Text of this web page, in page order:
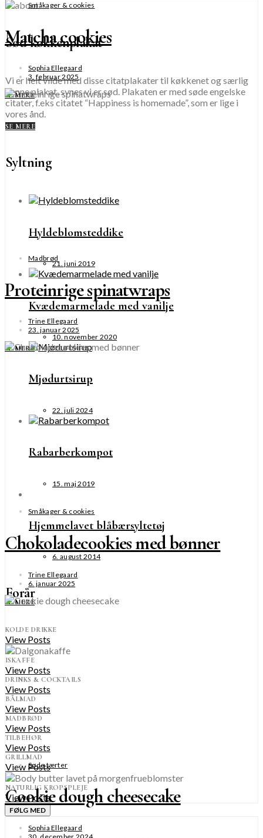
Sød køkkenplakat
Vi er helt vilde med disse citatplakater til køkkenet og særlig
denne plakat, synes vi er sød. Plakaten er med søde engelske
citater, f.eks citatet “Happiness is homemade”, som er lige i
vores ånd.
SE MERE
Syltning
Hyldeblomsteddike
21. juni 2019
Kvædemarmelade med vanilje
10. november 2020
Mjødurtsirup
22. juli 2024
Rabarberkompot
15. maj 2019
Hjemmelavet blåbærsyltetøj
6. august 2014
Forår
KOLDE DRIKKE
View Posts
ISKAFFE
View Posts
DRINKS & COCKTAILS
View Posts
BÅLMAD
View Posts
MADBRØD
View Posts
TILBEHØR
View Posts
GRILLMAD
View Posts
NATURLIG KROPSPLEJE
View Posts
FØLG MED
Småkager & cookies
Matcha cookies
Sophia Ellegaard
3. februar 2025
SE MERE
Madbrød
Proteinrige spinatwraps
Trine Ellegaard
23. januar 2025
SE MERE
Småkager & cookies
Chokoladecookies med bønner
Trine Ellegaard
6. januar 2025
SE MERE
Søde tærter
Cookie dough cheesecake
Sophia Ellegaard